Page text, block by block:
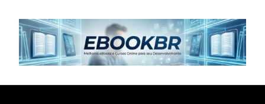
para
conteúdo